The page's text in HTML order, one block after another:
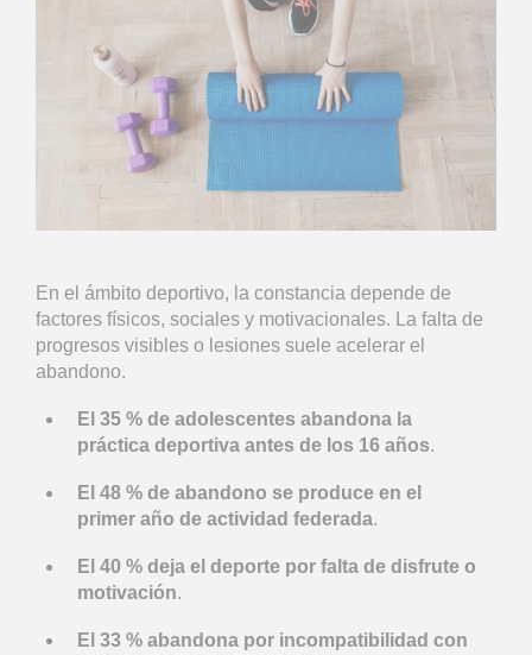
En el ámbito deportivo, la constancia depende de
factores físicos, sociales y motivacionales. La falta de
progresos visibles o lesiones suele acelerar el
abandono.
El 35 % de adolescentes abandona la
práctica deportiva antes de los 16 años.
El 48 % de abandono se produce en el
primer año de actividad federada.
El 40 % deja el deporte por falta de disfrute o
motivación.
El 33 % abandona por incompatibilidad con